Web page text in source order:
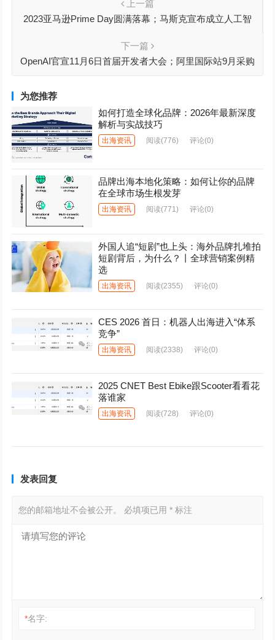
上一篇
2023亚马逊Prime Day圆满落幕；马斯克宣布成立人工智
下一篇
OpenAI官宣11月6日首届开发者大会；阿里国际站9月采购
为您推荐
如何打造全球化品牌：2026年最新深度
解析与实战技巧
出海资讯 阅读(776) 评论(0)
品牌出海本地化策略：如何让你的品牌
在全球市场生根发芽
出海资讯 阅读(771) 评论(0)
外国人追“短剧”也上头：海外品牌扎堆拍
短剧背后，为什么？丨全球营销案例精
选
出海资讯 阅读(2355) 评论(0)
CES 2026 首日：机器人出海进入“体系
竞争”
出海资讯 阅读(2338) 评论(0)
2025 CNET Best Ebike跟Scooter看看花
落谁家
出海资讯 阅读(728) 评论(0)
发表回复
您的邮箱地址不会被公开。 必填项已用* 标注
*名字: